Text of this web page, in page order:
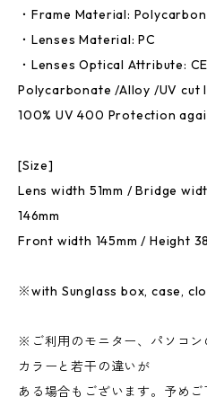
・Frame Material:
・Lenses Material: PC
・Lenses Optical Attribute: CE
Polycarbonate /Alloy /UV cut
100% UV 400 Protection
[Size]
Lens width 51mm / Bridge
146mm
Front width 145mm / Height
※with Sunglass box, case,
※ご利用のモニター、パソコ
カラーと若干の違いが
ある場合もございます。予めご